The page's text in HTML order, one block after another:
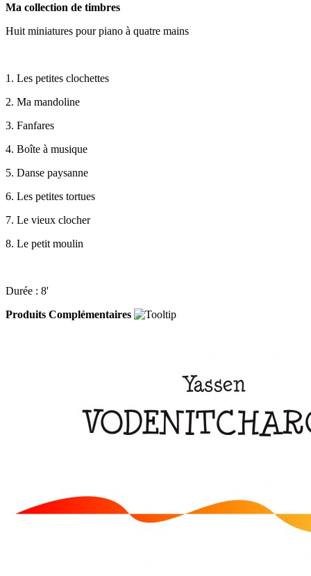
Ma collection de timbres
Huit miniatures pour piano à quatre mains
1. Les petites clochettes
2. Ma mandoline
3. Fanfares
4. Boîte à musique
5. Danse paysanne
6. Les petites tortues
7. Le vieux clocher
8. Le petit moulin
Durée : 8'
Produits Complémentaires